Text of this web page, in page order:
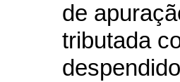
de
tributada